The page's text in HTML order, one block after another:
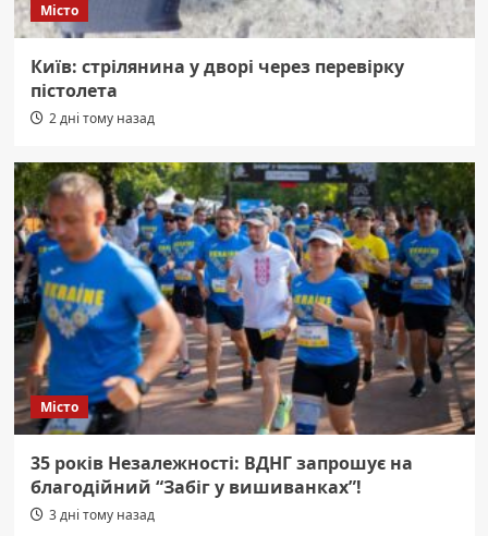
Місто
Київ: стрілянина у дворі через перевірку
пістолета
2 дні тому назад
Місто
35 років Незалежності: ВДНГ запрошує на
благодійний “Забіг у вишиванках”!
3 дні тому назад